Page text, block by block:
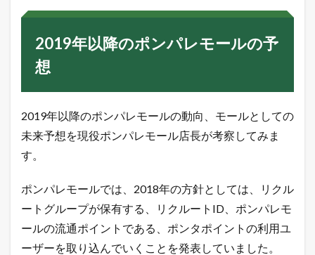
2019年以降のポンパレモールの予
想
2019年以降のポンパレモールの動向、モールとしての
未来予想を現役ポンパレモール店長が考察してみま
す。
ポンパレモールでは、2018年の方針としては、リクル
ートグループが保有する、リクルートID、ポンパレモ
ールの流通ポイントである、ポンタポイントの利用ユ
ーザーを取り込んでいくことを発表していました。